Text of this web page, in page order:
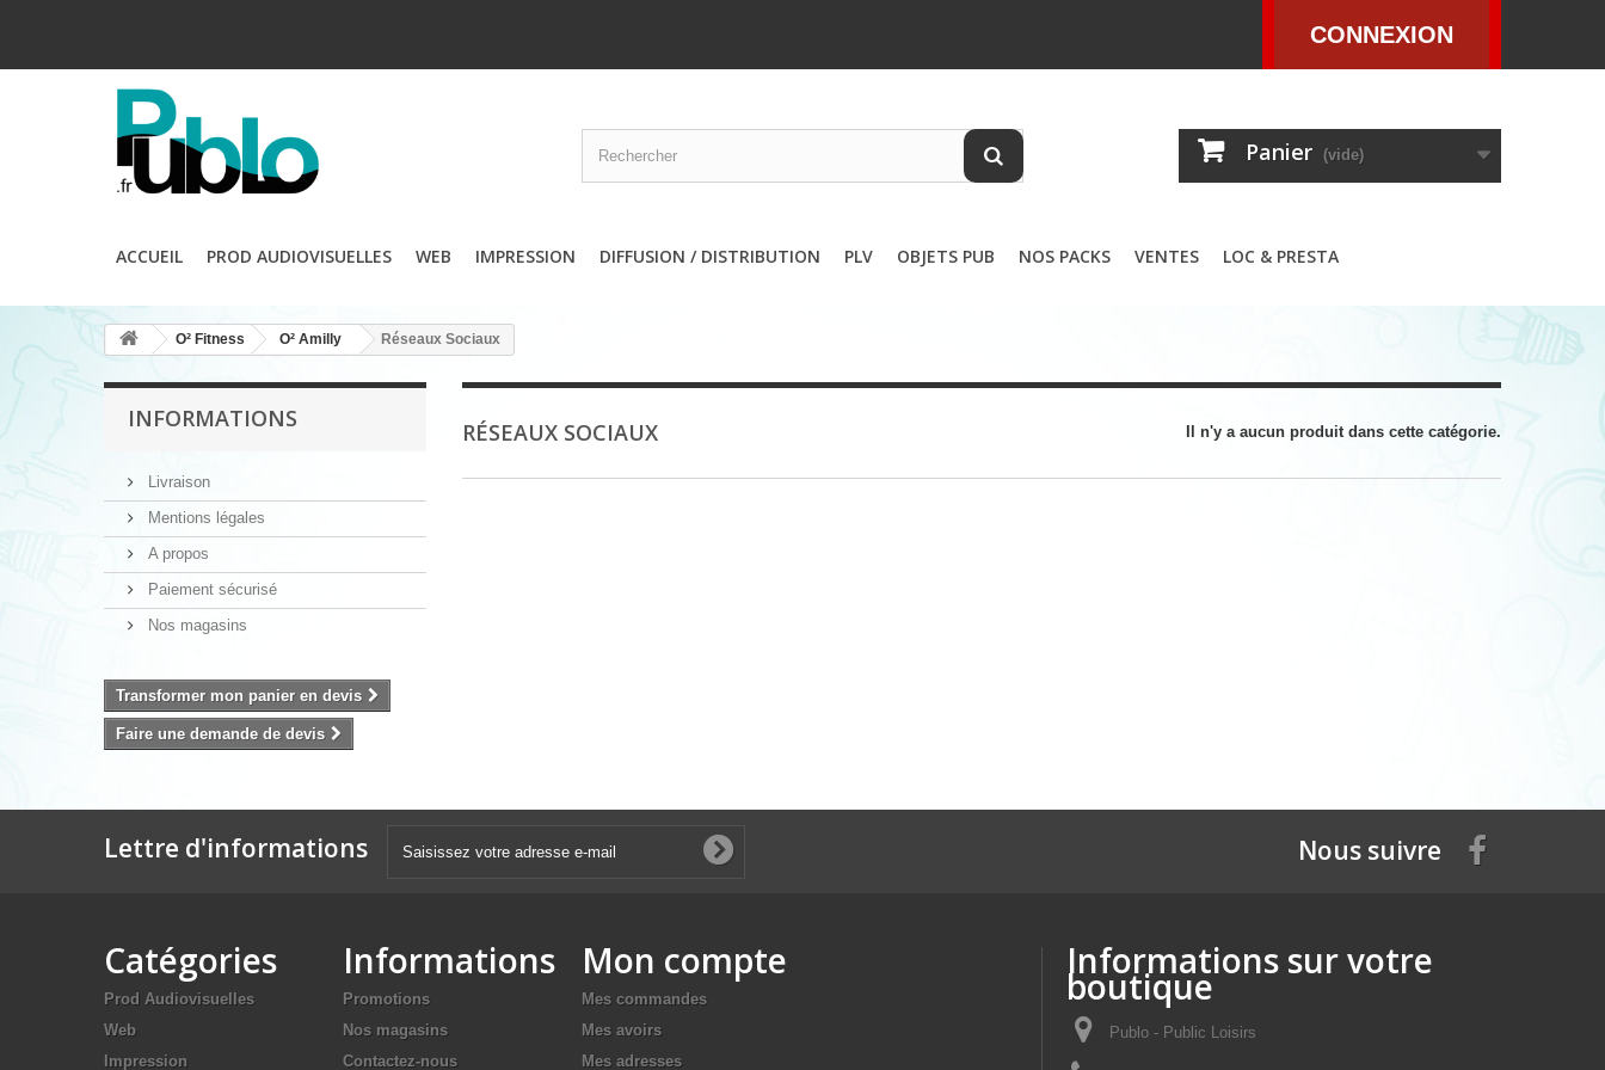
CONNEXION
Panier (vide)
ACCUEIL PROD AUDIOVISUELLES WEB IMPRESSION DIFFUSION / DISTRIBUTION PLV OBJETS PUB NOS PACKS VENTES LOC & PRESTA
O² Fitness O² Amilly Réseaux Sociaux
INFORMATIONS
Livraison
Mentions légales
A propos
Paiement sécurisé
Nos magasins
Transformer mon panier en devis
Faire une demande de devis
RÉSEAUX SOCIAUX Il n'y a aucun produit dans cette catégorie.
Lettre d'informations Nous suivre
Catégories
Prod Audiovisuelles
Web
Impression
Informations
Promotions
Nos magasins
Contactez-nous
Mon compte
Mes commandes
Mes avoirs
Mes adresses
Informations sur votre
boutique
Publo - Public Loisirs